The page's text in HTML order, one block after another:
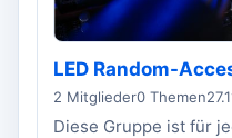
LED Random-
2 Mitglieder0 Themen
Diese Gruppe ist für